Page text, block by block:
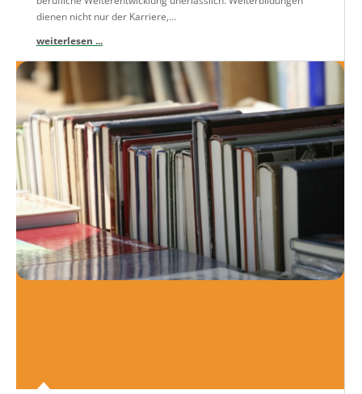
dienen nicht nur der Karriere,...
weiterlesen ...